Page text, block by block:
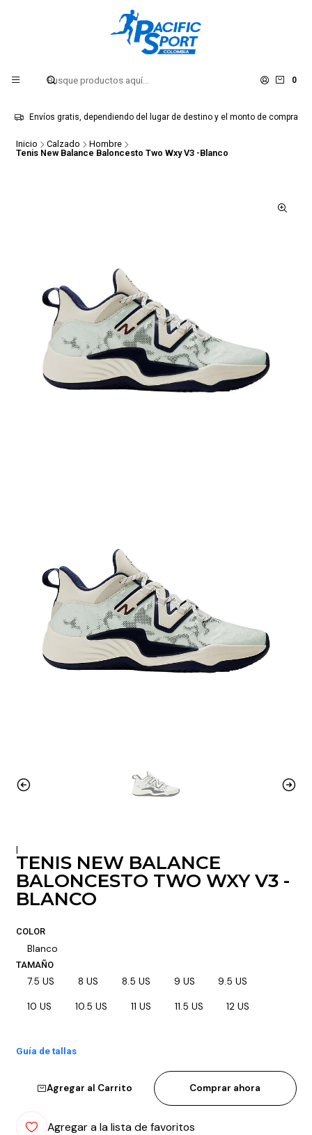
0
Envíos gratis, dependiendo del lugar de destino y el monto de compra
Inicio Calzado
Hombre
Tenis New Balance Baloncesto Two Wxy V3 -Blanco
|
TENIS NEW BALANCE
BALONCESTO TWO WXY V3 -
BLANCO
COLOR
Blanco
TAMAÑO
7.5 US 8 US 8.5 US 9 US 9.5 US
10 US 10.5 US 11 US 11.5 US 12 US
Guía de tallas
Agregar al Carrito Comprar ahora
Agregar a la lista de favoritos